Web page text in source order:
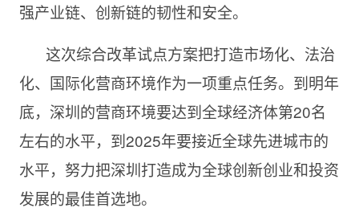
强产业链、创新链的韧性和安全。
这次综合改革试点方案把打造市场化、法治
化、国际化营商环境作为一项重点任务。到明年
底，深圳的营商环境要达到全球经济体第20名
左右的水平，到2025年要接近全球先进城市的
水平，努力把深圳打造成为全球创新创业和投资
发展的最佳首选地。